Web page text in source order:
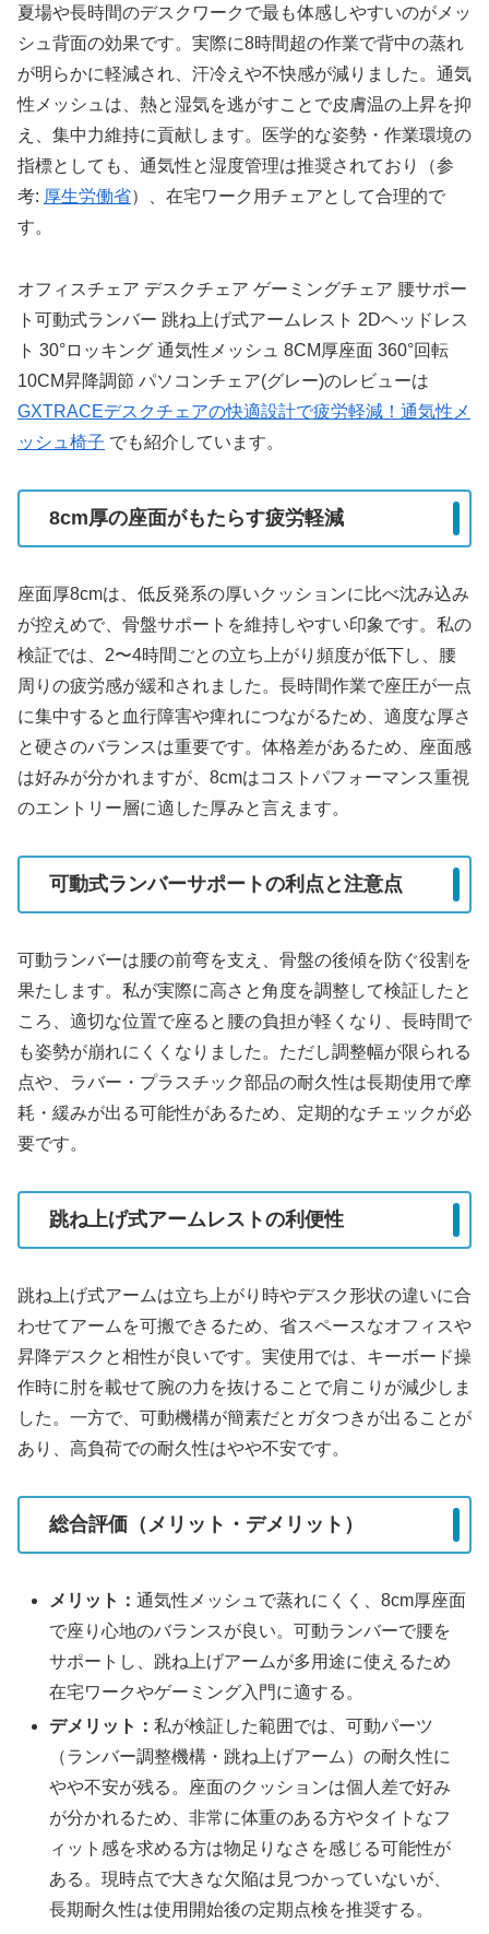
夏場や長時間のデスクワークで最も体感しやすいのがメッ
シュ背面の効果です。実際に8時間超の作業で背中の蒸れ
が明らかに軽減され、汗冷えや不快感が減りました。通気
性メッシュは、熱と湿気を逃がすことで皮膚温の上昇を抑
え、集中力維持に貢献します。医学的な姿勢・作業環境の
指標としても、通気性と湿度管理は推奨されており（参
考: 厚生労働省）、在宅ワーク用チェアとして合理的で
す。
オフィスチェア デスクチェア ゲーミングチェア 腰サポー
ト可動式ランバー 跳ね上げ式アームレスト 2Dヘッドレス
ト 30°ロッキング 通気性メッシュ 8CM厚座面 360°回転
10CM昇降調節 パソコンチェア(グレー)のレビューは
GXTRACEデスクチェアの快適設計で疲労軽減！通気性メ
ッシュ椅子 でも紹介しています。
8cm厚の座面がもたらす疲労軽減
座面厚8cmは、低反発系の厚いクッションに比べ沈み込み
が控えめで、骨盤サポートを維持しやすい印象です。私の
検証では、2〜4時間ごとの立ち上がり頻度が低下し、腰
周りの疲労感が緩和されました。長時間作業で座圧が一点
に集中すると血行障害や痺れにつながるため、適度な厚さ
と硬さのバランスは重要です。体格差があるため、座面感
は好みが分かれますが、8cmはコストパフォーマンス重視
のエントリー層に適した厚みと言えます。
可動式ランバーサポートの利点と注意点
可動ランバーは腰の前弯を支え、骨盤の後傾を防ぐ役割を
果たします。私が実際に高さと角度を調整して検証したと
ころ、適切な位置で座ると腰の負担が軽くなり、長時間で
も姿勢が崩れにくくなりました。ただし調整幅が限られる
点や、ラバー・プラスチック部品の耐久性は長期使用で摩
耗・緩みが出る可能性があるため、定期的なチェックが必
要です。
跳ね上げ式アームレストの利便性
跳ね上げ式アームは立ち上がり時やデスク形状の違いに合
わせてアームを可搬できるため、省スペースなオフィスや
昇降デスクと相性が良いです。実使用では、キーボード操
作時に肘を載せて腕の力を抜けることで肩こりが減少しま
した。一方で、可動機構が簡素だとガタつきが出ることが
あり、高負荷での耐久性はやや不安です。
総合評価（メリット・デメリット）
メリット：通気性メッシュで蒸れにくく、8cm厚座面
で座り心地のバランスが良い。可動ランバーで腰を
サポートし、跳ね上げアームが多用途に使えるため
在宅ワークやゲーミング入門に適する。
デメリット：私が検証した範囲では、可動パーツ
（ランバー調整機構・跳ね上げアーム）の耐久性に
やや不安が残る。座面のクッションは個人差で好み
が分かれるため、非常に体重のある方やタイトなフ
ィット感を求める方は物足りなさを感じる可能性が
ある。現時点で大きな欠陥は見つかっていないが、
長期耐久性は使用開始後の定期点検を推奨する。